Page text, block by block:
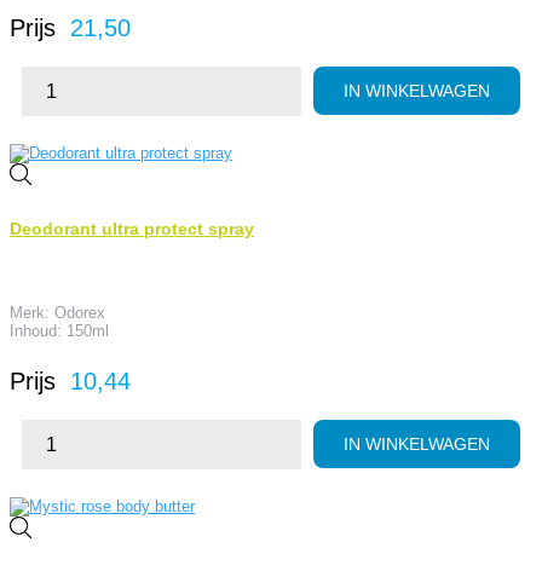
Prijs 21,50
IN WINKELWAGEN
Deodorant ultra protect spray
Merk: Odorex
Inhoud: 150ml
Prijs 10,44
IN WINKELWAGEN